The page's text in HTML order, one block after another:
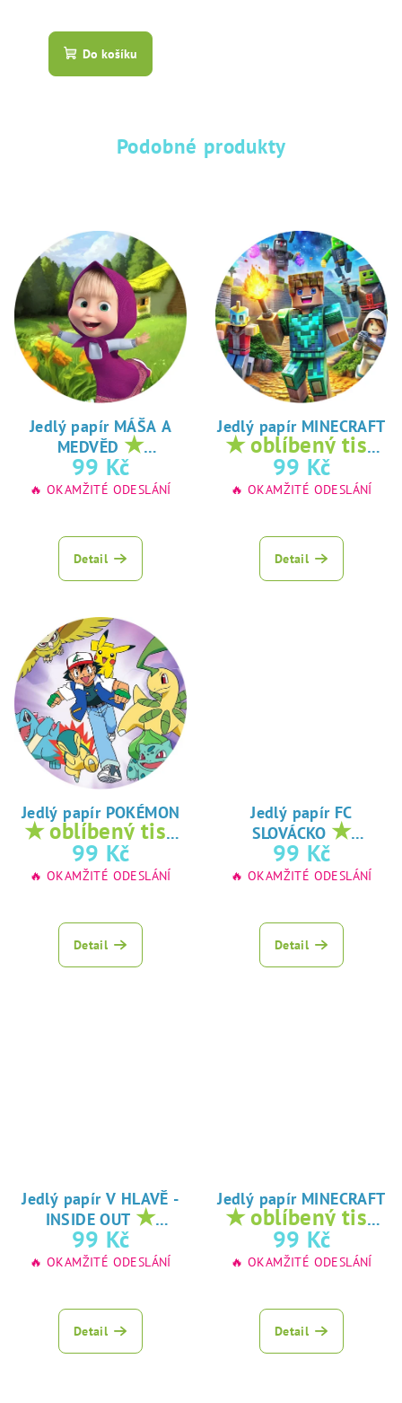
hodnocení
produktu
hvězdiček.
Do košíku
Podobné produkty
Jedlý papír MÁŠA A
MEDVĚD ★
oblíbený tisk na
jedlý papír
99 Kč
🔥 OKAMŽITÉ ODESLÁNÍ
Detail
Jedlý papír MINECRAFT
★ oblíbený tisk
na jedlý papír
99 Kč
🔥 OKAMŽITÉ ODESLÁNÍ
Detail
Jedlý papír POKÉMON
★ oblíbený tisk
na jedlý papír
99 Kč
🔥 OKAMŽITÉ ODESLÁNÍ
Detail
Jedlý papír FC
SLOVÁCKO ★
oblíbený tisk na
jedlý papír
99 Kč
🔥 OKAMŽITÉ ODESLÁNÍ
Detail
Jedlý papír V HLAVĚ -
INSIDE OUT ★
oblíbený tisk na
jedlý papír
99 Kč
🔥 OKAMŽITÉ ODESLÁNÍ
Detail
Jedlý papír MINECRAFT
★ oblíbený tisk
na jedlý papír
99 Kč
🔥 OKAMŽITÉ ODESLÁNÍ
Detail